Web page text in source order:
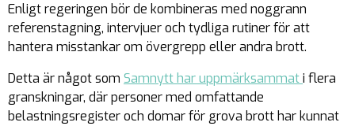
Enligt regeringen bör de kombineras med noggrann
referenstagning, intervjuer och tydliga rutiner för att
hantera misstankar om övergrepp eller andra brott.
Detta är något som Samnytt har uppmärksammati flera
granskningar, där personer med omfattande
belastningsregister och domar för grova brott har kunnat